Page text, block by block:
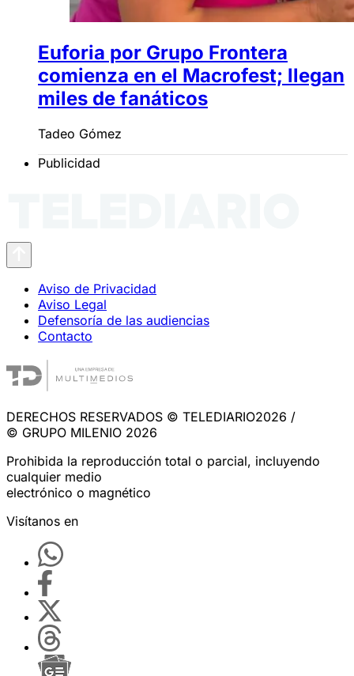
Euforia por Grupo Frontera
comienza en el Macrofest; llegan
miles de fanáticos
Tadeo Gómez
Publicidad
Aviso de Privacidad
Aviso Legal
Defensoría de las audiencias
Contacto
DERECHOS RESERVADOS © TELEDIARIO2026 /
© GRUPO MILENIO 2026
Prohibida la reproducción total o parcial, incluyendo
cualquier medio
electrónico o magnético
Visítanos en